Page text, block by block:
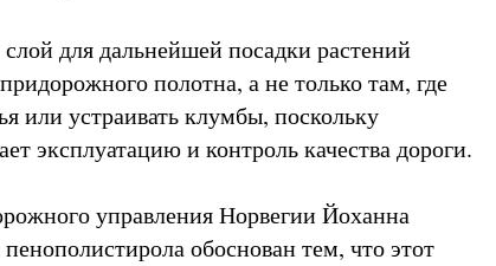
для дальнейшей посадки растений
полотна, а не только там, где
или устраивать клумбы, поскольку
эксплуатацию и контроль качества дороги.
управления Норвегии Йоханна
обоснован тем, что этот